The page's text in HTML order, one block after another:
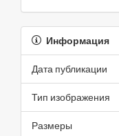
Информация
Дата публикации
Тип изображения
Размеры